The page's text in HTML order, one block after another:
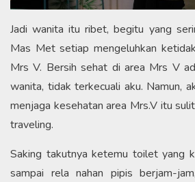
Jadi wanita itu ribet, begitu yang
Mas Met setiap mengeluhkan
Mrs V. Bersih sehat di area Mrs V
wanita, tidak terkecuali aku. Namun,
menjaga kesehatan area Mrs.V itu
traveling.
Saking takutnya ketemu toilet yang
sampai rela nahan pipis berjam-